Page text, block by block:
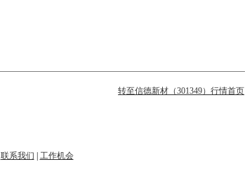
转至信德新材（301349）行情首页
联系我们 工作机会